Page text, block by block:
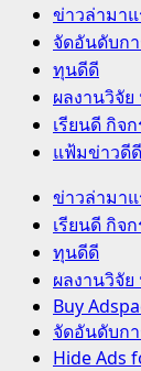
ข่าวล่ามาแ
จัดอันดับก
ทุนดีดี
ผลงานวิจั
เรียนดี กิจ
แฟ้มข่าวดีดี
Primary
Menu
ข่าวล่ามาแ
เรียนดี กิจ
ทุนดีดี
ผลงานวิจั
Buy
จัดอันดับก
Hide Ads